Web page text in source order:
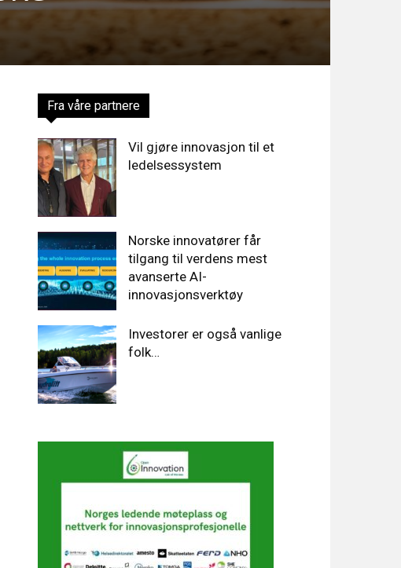
Fra våre partnere
Vil gjøre innovasjon til et
ledelsessystem
Norske innovatører får
tilgang til verdens mest
avanserte AI-
innovasjonsverktøy
Investorer er også vanlige
folk…